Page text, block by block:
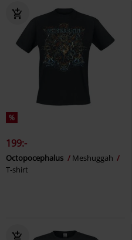
%
199:-
Octopocephalus
Meshuggah
T-shirt